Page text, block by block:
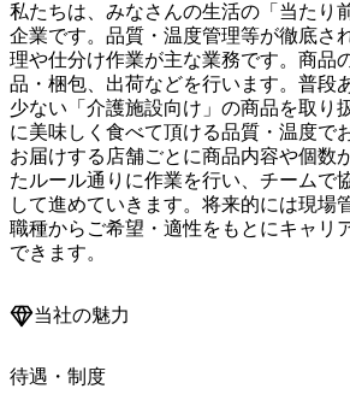
私たちは、みなさんの生活の「当たり
企業です。品質・温度管理等が徹底さ
理や仕分け作業が主な業務です。商品
品・梱包、出荷などを行います。普段
少ない「介護施設向け」の商品を取り
に美味しく食べて頂ける品質・温度で
お届けする店舗ごとに商品内容や個数
たルール通りに作業を行い、チームで
して進めていきます。将来的には現場
職種からご希望・適性をもとにキャリ
できます。
当社の魅力
待遇・制度